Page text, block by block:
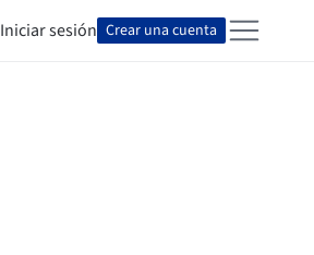
Iniciar sesión Crear una cuenta